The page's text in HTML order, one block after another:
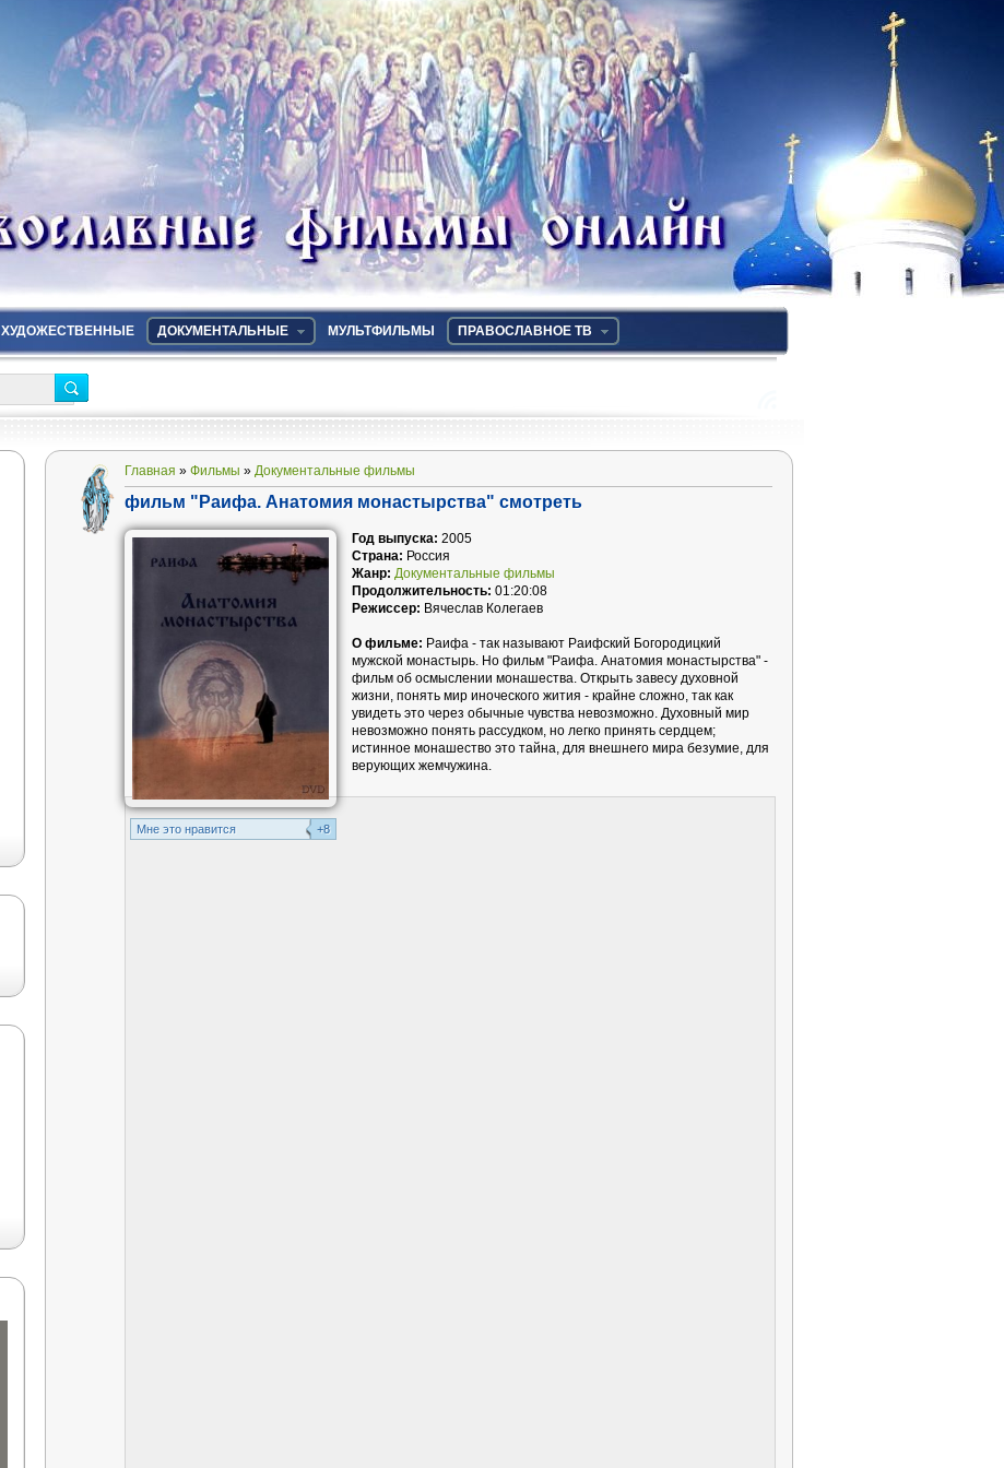
ХУДОЖЕСТВЕННЫЕ ДОКУМЕНТАЛЬНЫЕ МУЛЬТФИЛЬМЫ
ПРАВОСЛАВНОЕ ТВ
Главная » Фильмы » Документальные фильмы
фильм "Раифа. Анатомия монастырства" смотреть
Mне это нравится +8
Год выпуска: 2005
Страна: Россия
Жанр: Документальные фильмы
Продолжительность: 01:20:08
Режиссер: Вячеслав Колегаев
О фильме: Раифа - так называют Раифский Богородицкий
мужской монастырь. Но фильм "Раифа. Анатомия монастырства" -
фильм об осмыслении монашества. Открыть завесу духовной
жизни, понять мир иноческого жития - крайне сложно, так как
увидеть это через обычные чувства невозможно. Духовный мир
невозможно понять рассудком, но легко принять сердцем;
истинное монашество это тайна, для внешнего мира безумие, для
верующих жемчужина.